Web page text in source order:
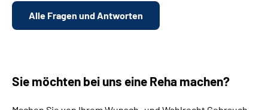
Alle Fragen und Antworten
Sie möchten bei uns eine Reha machen?